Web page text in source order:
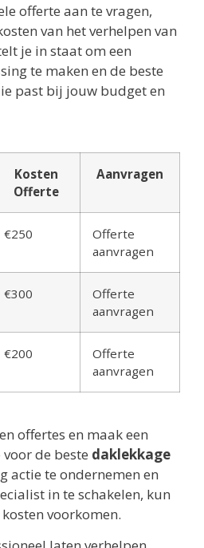
offerte aan te vragen,
van het verhelpen van
je in staat om een
te maken en de beste
past bij jouw budget en
Kosten
Offerte
Aanvragen
€250
Offerte
aanvragen
€300
Offerte
aanvragen
€200
Offerte
aanvragen
offertes en maak een
de beste daklekkage
actie te ondernemen en
in te schakelen, kun
voorkomen.